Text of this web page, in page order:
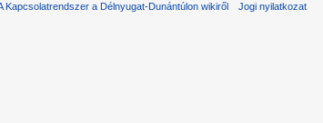
Kapcsolatrendszer a Délnyugat-Dunántúlon wikiről Jogi nyilatkozat